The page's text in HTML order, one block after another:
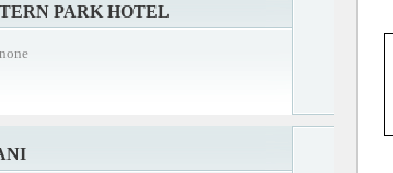
PARK HOTEL